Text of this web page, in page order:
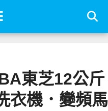
東芝12公斤
衣機．變頻馬